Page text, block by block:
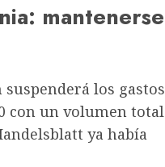
mantenerse
los gastos
con un volumen total
ya había